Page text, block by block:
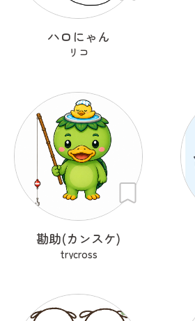
ハロにゃん
リコ
勘助(カンスケ)
trycross